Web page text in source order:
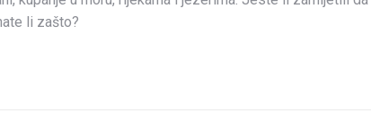
li zašto?